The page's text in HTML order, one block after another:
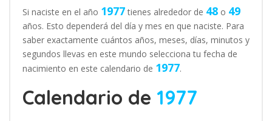
Si naciste en el año 1977tienes alrededor de 48 o 49
años. Esto dependerá del día y mes en que naciste. Para
saber exactamente cuántos años, meses, días, minutos y
segundos llevas en este mundo selecciona tu fecha de
nacimiento en este calendario de 1977.
Calendario de 1977